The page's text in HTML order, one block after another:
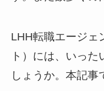
LHH転職エージェ
ト）には、いっ
しょうか。本記事